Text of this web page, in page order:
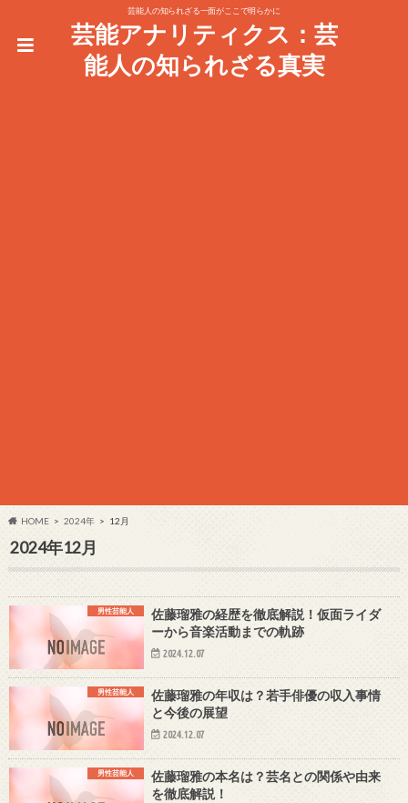
芸能人の知られざる一面がここで明らかに
芸能アナリティクス：芸
能人の知られざる真実
HOME 2024年 12月
2024年12月
男性芸能人
佐藤瑠雅の経歴を徹底解説！仮面ライダ
ーから音楽活動までの軌跡
2024.12.07
男性芸能人
佐藤瑠雅の年収は？若手俳優の収入事情
と今後の展望
2024.12.07
男性芸能人
佐藤瑠雅の本名は？芸名との関係や由来
を徹底解説！